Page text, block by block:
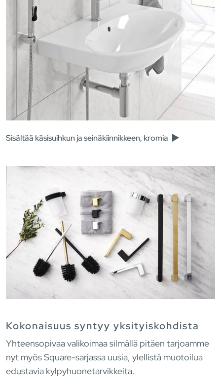
Sisältää käsisuihkun ja seinäkiinnikkeen, kromia
Kokonaisuus syntyy yksityiskohdista
Yhteensopivaa valikoimaa silmällä pitäen tarjoamme
nyt myös Square-sarjassa uusia, ylellistä muotoilua
edustavia kylpyhuonetarvikkeita.